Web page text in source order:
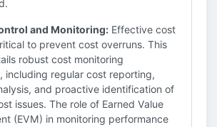
and Monitoring: Effective cost
to prevent cost overruns. This
robust cost monitoring
including regular cost reporting,
and proactive identification of
issues. The role of Earned Value
(EVM) in monitoring performance